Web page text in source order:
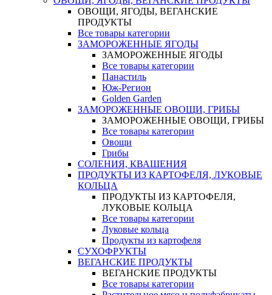
ОВОЩИ, ЯГОДЫ, ВЕГАНСКИЕ
ПРОДУКТЫ
Все товары категории
ЗАМОРОЖЕННЫЕ ЯГОДЫ
ЗАМОРОЖЕННЫЕ ЯГОДЫ
Все товары категории
Панастиль
Юж-Регион
Golden Garden
ЗАМОРОЖЕННЫЕ ОВОЩИ, ГРИБЫ
ЗАМОРОЖЕННЫЕ ОВОЩИ, ГРИБЫ
Все товары категории
Овощи
Грибы
СОЛЕНИЯ, КВАШЕНИЯ
ПРОДУКТЫ ИЗ КАРТОФЕЛЯ, ЛУКОВЫЕ
КОЛЬЦА
ПРОДУКТЫ ИЗ КАРТОФЕЛЯ,
ЛУКОВЫЕ КОЛЬЦА
Все товары категории
Луковые кольца
Продукты из картофеля
СУХОФРУКТЫ
ВЕГАНСКИЕ ПРОДУКТЫ
ВЕГАНСКИЕ ПРОДУКТЫ
Все товары категории